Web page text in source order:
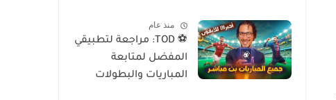
منذ عام
⚽ TOD: مراجعة لتطبيقي
المفضل لمتابعة
المباريات والبطولات